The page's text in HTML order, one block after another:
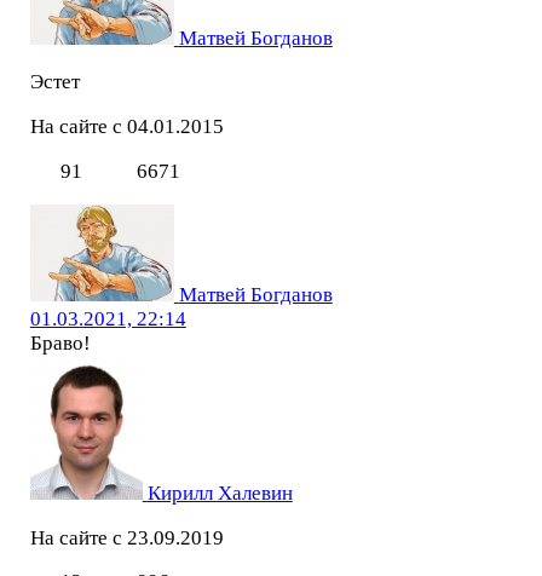
Матвей Богданов
Эстет
На сайте с 04.01.2015
91
6671
Матвей Богданов
01.03.2021, 22:14
Браво!
Кирилл Халевин
На сайте с 23.09.2019